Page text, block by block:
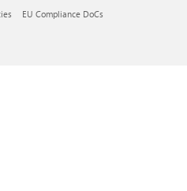
EU Compliance DoCs